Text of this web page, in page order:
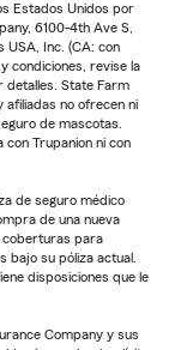
Estados Unidos por
6100-4th Ave S,
USA, Inc. (CA: con
condiciones, revise la
detalles. State Farm
afiliadas no ofrecen ni
de mascotas.
con Trupanion ni con
de seguro médico
de una nueva
coberturas para
bajo su póliza actual.
disposiciones que le
Company y sus